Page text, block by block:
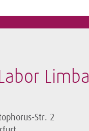
Str. 2